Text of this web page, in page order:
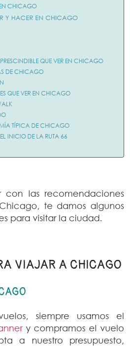
CHICAGO
Y HACER EN CHICAGO
QUE VER EN CHICAGO
DE CHICAGO
QUE VER EN CHICAGO
TÍPICA DE CHICAGO
INICIO DE LA RUTA 66
con las recomendaciones
te damos algunos
para visitar la ciudad.
VIAJAR A CHICAGO
siempre usamos el
y compramos el vuelo
a nuestro presupuesto,